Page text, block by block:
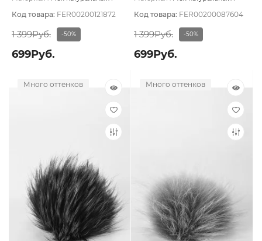
Код товара: FER00200121872
1 399Руб. -50%
699Руб.
Код товара: FER00200087604
1 399Руб. -50%
699Руб.
Много оттенков Много оттенков